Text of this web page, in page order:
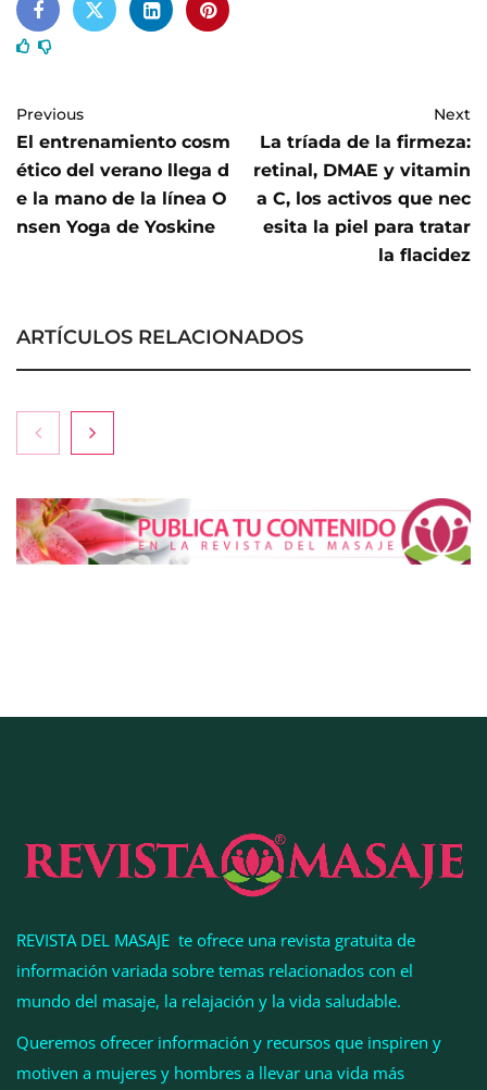
Previous
El entrenamiento cosm
ético del verano llega d
e la mano de la línea O
nsen Yoga de Yoskine
Next
La tríada de la firmeza:
retinal, DMAE y vitamin
a C, los activos que nec
esita la piel para tratar
la flacidez
ARTÍCULOS RELACIONADOS
cambiar sus rasgos, según la Clínica Mética
REVISTA DEL MASAJE te ofrece una revista gratuita de
información variada sobre temas relacionados con el
mundo del masaje, la relajación y la vida saludable.
Queremos ofrecer información y recursos que inspiren y
motiven a mujeres y hombres a llevar una vida más